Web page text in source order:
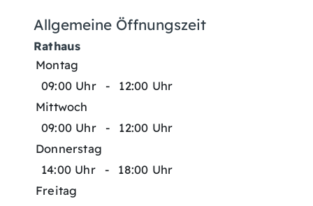
Allgemeine Öffnungszeit
Rathaus
Montag
09:00 Uhr
-
12:00 Uhr
Mittwoch
09:00 Uhr
-
12:00 Uhr
Donnerstag
14:00 Uhr
-
18:00 Uhr
Freitag